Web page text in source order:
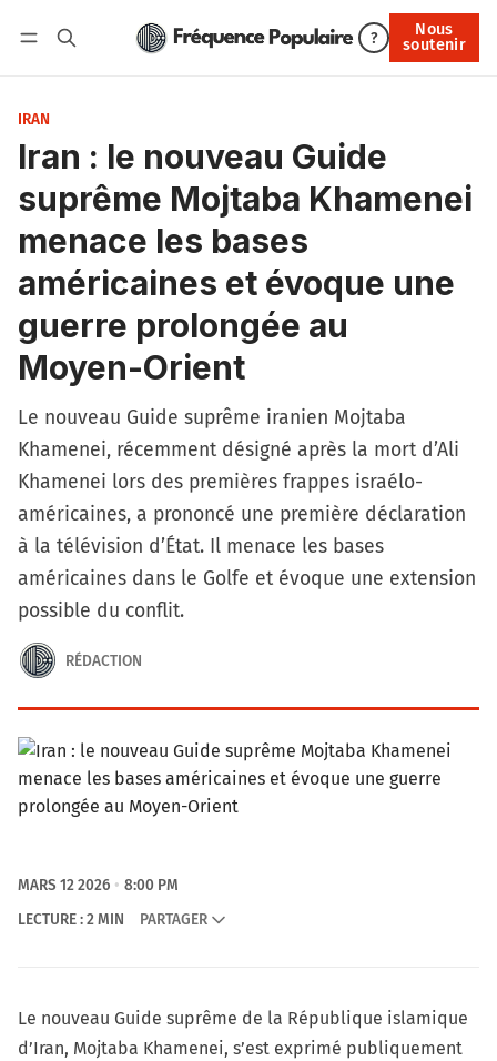
?
Nous
soutenir
Nous soutenir
IRAN
Iran : le nouveau Guide
suprême Mojtaba Khamenei
menace les bases
américaines et évoque une
guerre prolongée au
Moyen-Orient
Le nouveau Guide suprême iranien Mojtaba
Khamenei, récemment désigné après la mort d’Ali
Khamenei lors des premières frappes israélo-
américaines, a prononcé une première déclaration
à la télévision d’État. Il menace les bases
américaines dans le Golfe et évoque une extension
possible du conflit.
RÉDACTION
MARS 12 2026
8:00 PM
LECTURE : 2 MIN
PARTAGER
Le nouveau Guide suprême de la République islamique
d’Iran, Mojtaba Khamenei, s’est exprimé publiquement